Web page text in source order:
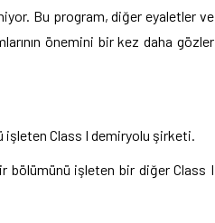
Bu program, diğer eyaletler ve
önemini bir kez daha gözler
işleten Class I demiryolu şirketi.
bölümünü işleten bir diğer Class I